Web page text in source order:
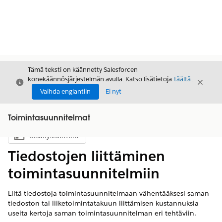
Sulje
Tämä teksti on käännetty Salesforcen
konekäännösjärjestelmän avulla. Katso lisätietoja täältä.
Vaihda englantiin
Ei nyt
Sulje
Toimintasuunnitelmat
Näytä sisällysluettelo
Sisällysluettelo
Tiedostojen liittäminen
toimintasuunnitelmiin
Liitä tiedostoja toimintasuunnitelmaan vähentääksesi saman
tiedoston tai liiketoimintatakuun liittämisen kustannuksia
useita kertoja saman toimintasuunnitelman eri tehtäviin.